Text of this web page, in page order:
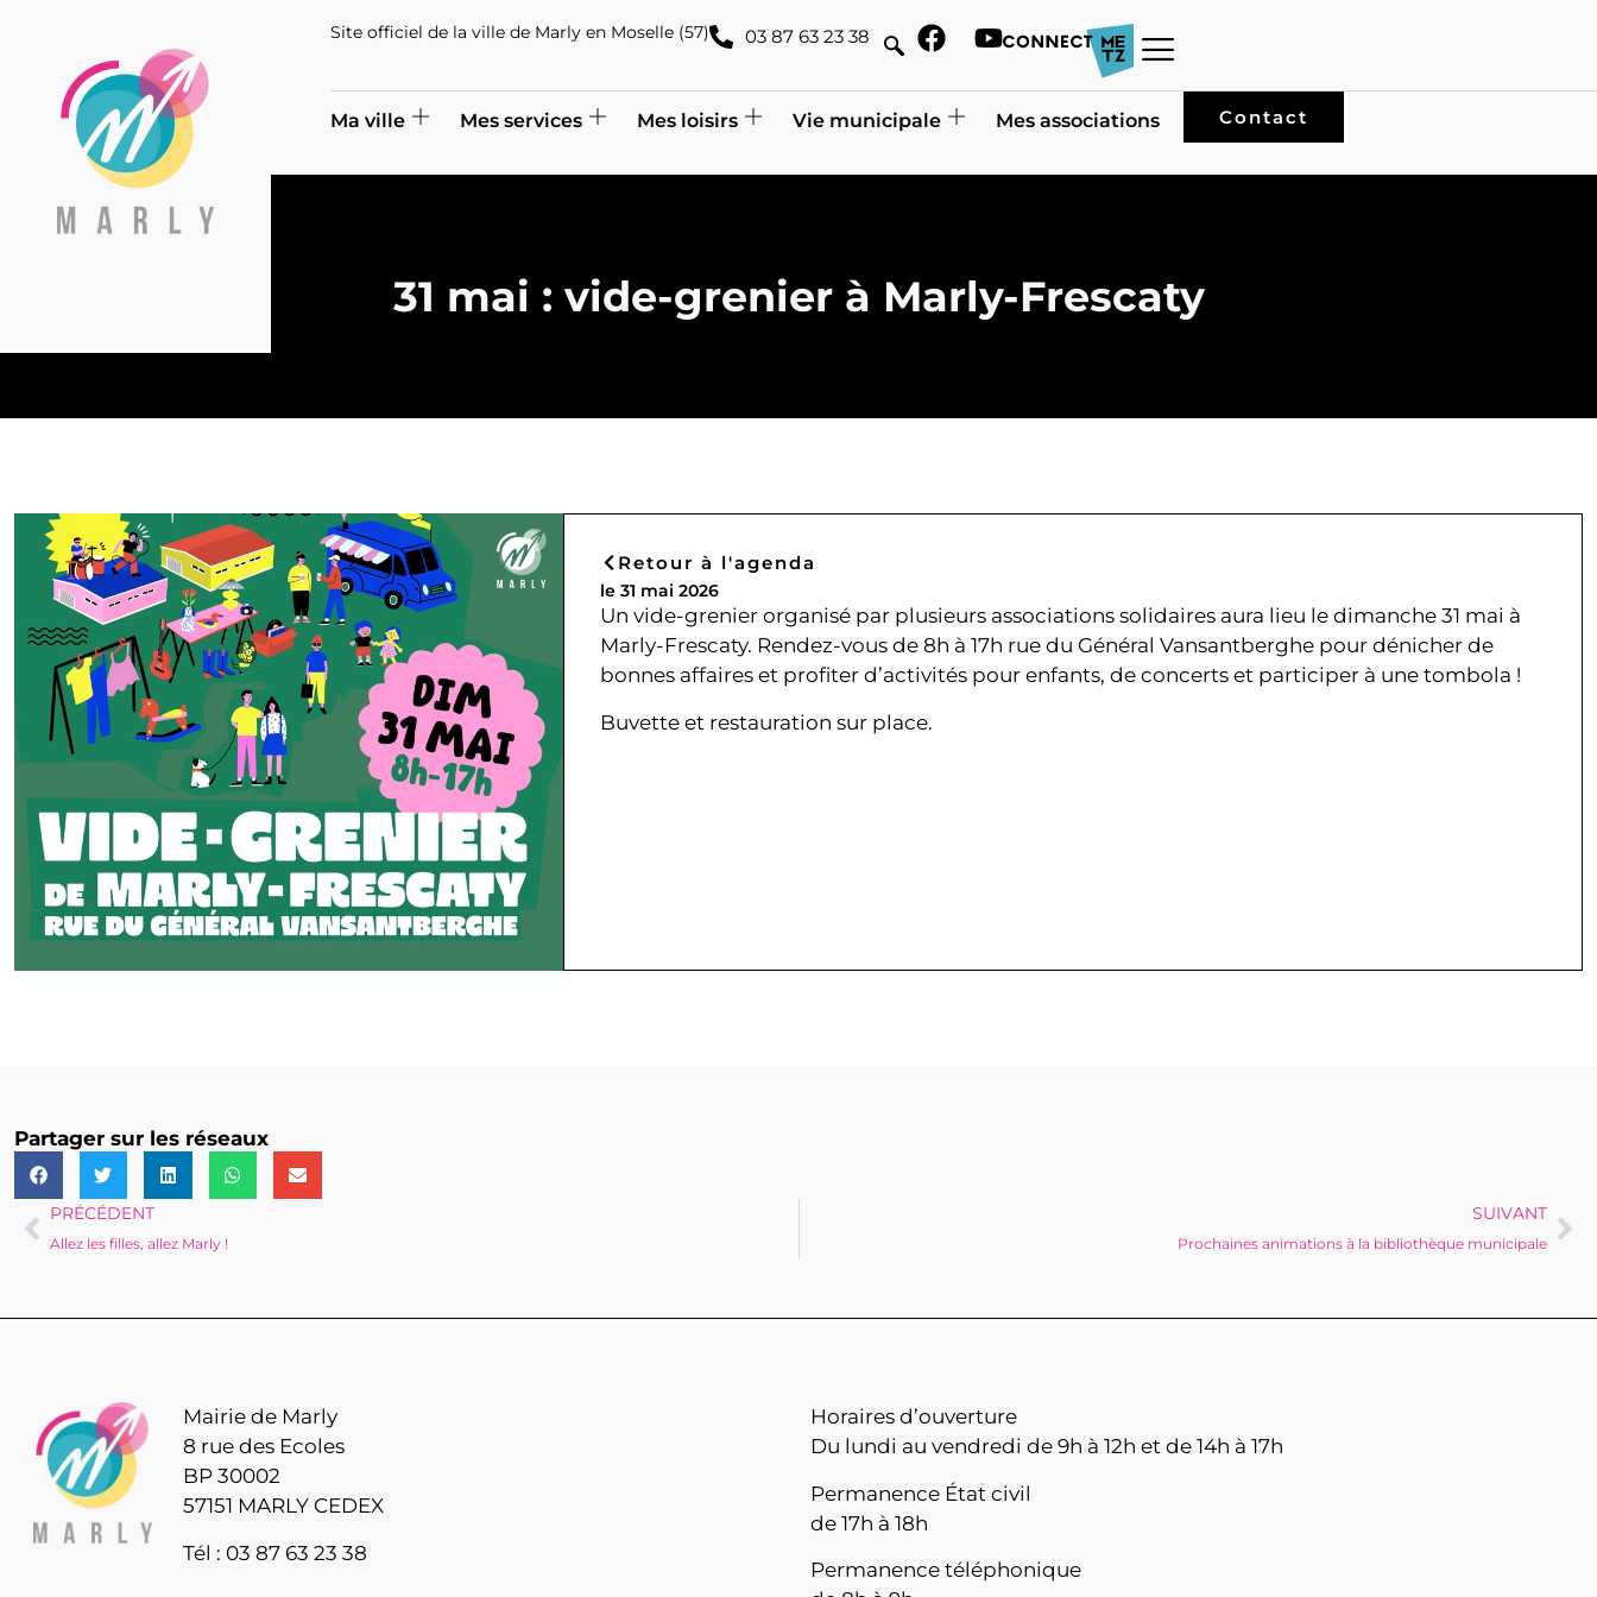
Site officiel de la ville de Marly en Moselle (57) 03 87 63 23 38
Ma ville Mes services Mes loisirs Vie municipale Mes associations Contact
31 mai : vide-grenier à Marly-Frescaty
Retour à l'agenda
le 31 mai 2026
Un vide-grenier organisé par plusieurs associations solidaires aura lieu le dimanche 31 mai à
Marly-Frescaty. Rendez-vous de 8h à 17h rue du Général Vansantberghe pour dénicher de
bonnes affaires et profiter d’activités pour enfants, de concerts et participer à une tombola !
Buvette et restauration sur place.
Partager sur les réseaux
PRÉCÉDENT
Allez les filles, allez Marly !
SUIVANT
Prochaines animations à la bibliothèque municipale
Mairie de Marly
8 rue des Ecoles
BP 30002
57151 MARLY CEDEX
Tél : 03 87 63 23 38
Horaires d’ouverture
Du lundi au vendredi de 9h à 12h et de 14h à 17h
Permanence État civil
de 17h à 18h
Permanence téléphonique